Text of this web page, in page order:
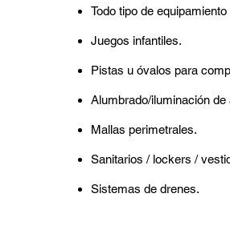
Todo tipo de
Juegos infantiles.
Pistas u óvalos para
Alumbrado/iluminación de
Mallas perimetrales.
Sanitarios / lockers /
Sistemas de drenes.